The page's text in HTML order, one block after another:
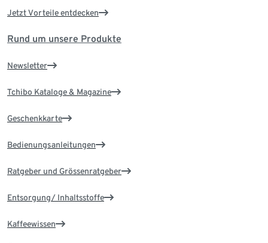
Jetzt Vorteile entdecken
Rund um unsere Produkte
Newsletter
Tchibo Kataloge & Magazine
Geschenkkarte
Bedienungsanleitungen
Ratgeber und Grössenratgeber
Entsorgung/ Inhaltsstoffe
Kaffeewissen